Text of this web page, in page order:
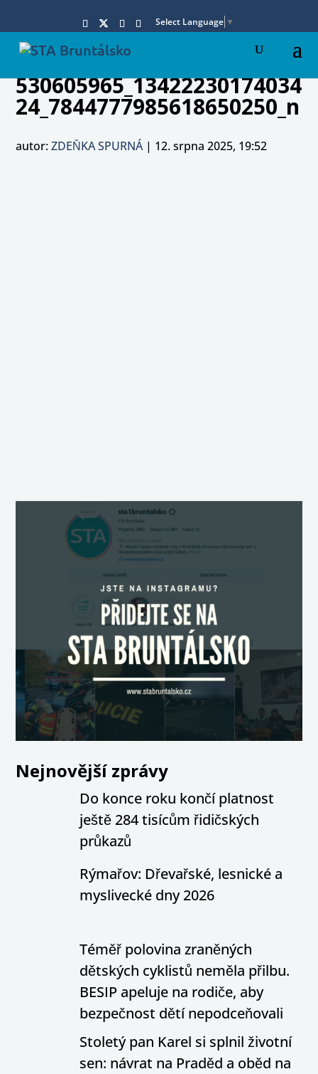
Select Language ▼
530605965_13422230174034
24_7844777985618650250_n
autor:ZDEŇKA SPURNÁ| 12. srpna 2025, 19:52
Nejnovější zprávy
Do konce roku končí platnost
ještě 284 tisícům řidičských
průkazů
Rýmařov: Dřevařské, lesnické a
myslivecké dny 2026
Téměř polovina zraněných
dětských cyklistů neměla přilbu.
BESIP apeluje na rodiče, aby
bezpečnost dětí nepodceňovali
Stoletý pan Karel si splnil životní
sen: návrat na Praděd a oběd na